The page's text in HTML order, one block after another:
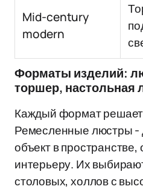
Mid-century
modern
Форматы изделий:
торшер, настольная
Каждый формат
Ремесленные люстры
объект в
интерьеру. Их
столовых, холлов с